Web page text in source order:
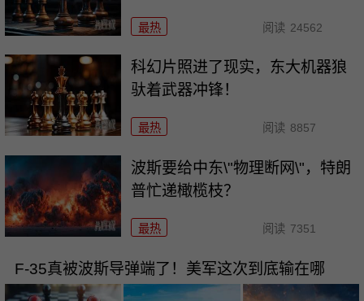
最热 阅读 24562
科幻片照进了现实，东大机器狼
驮着武器冲锋！
最热 阅读 8857
波斯要给中东\"物理断网\"，特朗
普忙递橄榄枝？
最热 阅读 7351
F-35真被波斯导弹端了！美军这次到底输在哪